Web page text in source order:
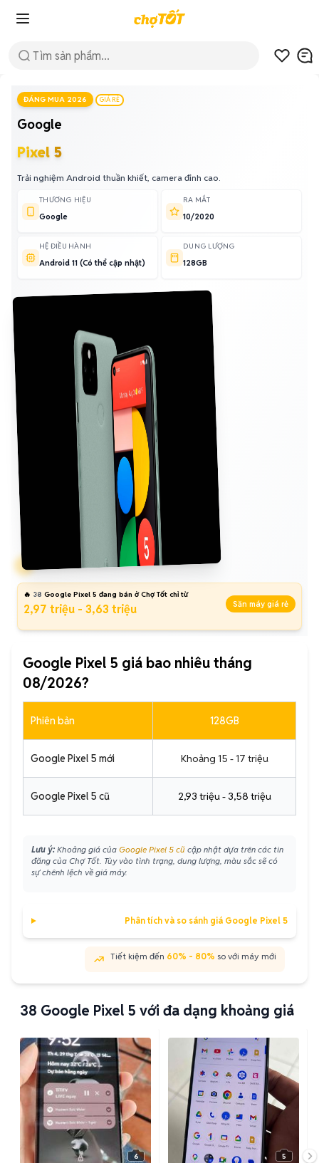
ĐÁNG MUA 2026 GIÁ RẺ
Google
Pixel 5
Trải nghiệm Android thuần khiết, camera đỉnh cao.
THƯƠNG HIỆU
Google
RA MẮT
10/2020
HỆ ĐIỀU HÀNH
Android 11 (Có thể cập nhật)
DUNG LƯỢNG
128GB
🔥 38 Google Pixel 5 đang bán ở Chợ Tốt chỉ từ
2,97 triệu - 3,63 triệu Săn máy giá rẻ
Google Pixel 5 giá bao nhiêu tháng
08/2026?
Phiên bản 128GB
Google Pixel 5 mới Khoảng 15 - 17 triệu
Google Pixel 5 cũ 2,93 triệu - 3,58 triệu
Lưu ý: Khoảng giá của Google Pixel 5 cũ cập nhật dựa trên các tin
đăng của Chợ Tốt. Tùy vào tình trạng, dung lượng, màu sắc sẽ có
sự chênh lệch về giá máy.
Phân tích và so sánh giá Google Pixel 5
Tiết kiệm đến 60% - 80% so với máy mới
38 Google Pixel 5 với đa dạng khoảng giá
6 5